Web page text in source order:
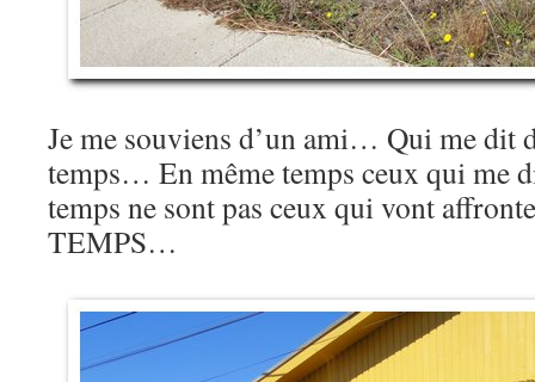
Je me souviens d’un ami… Qui me dit
temps… En même temps ceux qui me
temps ne sont pas ceux qui vont
TEMPS…